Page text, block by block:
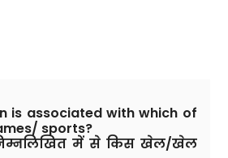
is associated with which of
sports?
में से किस खेल/खेल